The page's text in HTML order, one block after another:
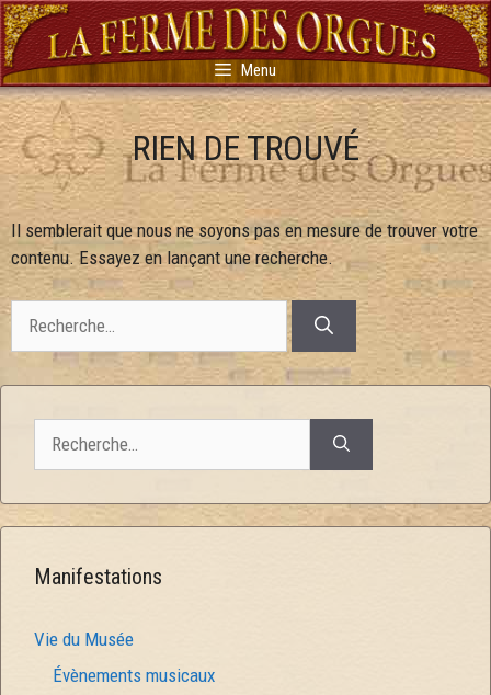
Aller
au
contenu
Menu
RIEN DE TROUVÉ
Il semblerait que nous ne soyons pas en mesure de trouver votre
contenu. Essayez en lançant une recherche.
Rechercher :
Manifestations
Vie du Musée
Évènements musicaux